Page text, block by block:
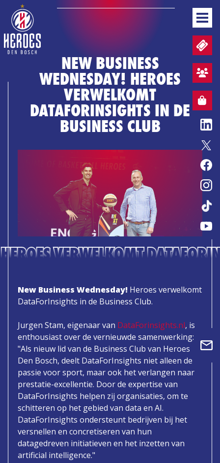
NIEUWS
TEAM
BUSINESS
WEBSHOP
ENTERTAINMENT
AANMELDEN SFEERVAK
WEBSHOP
NEW BUSINESS
WEDNESDAY! HEROES
VERWELKOMT
DATAFORINSIGHTS IN DE
BUSINESS CLUB
VERWELKOMT
New Business Wednesday! Heroes verwelkomt
DataForInsights in de Business Club.
Jurgen Stam, eigenaar van DataForinsights.nl, is
enthousiast over de vernieuwde samenwerking:
"Als nieuw lid van de Business Club van Heroes
Den Bosch, deelt DataForInsights niet alleen de
passie voor sport, maar ook het verlangen naar
prestatie-excellentie. Door de expertise van
DataForInsights helpen zij organisaties, om te
schitteren op het gebied van data en AI.
DataForInsights ondersteunt bedrijven bij het
versnellen en concretiseren van hun
datagedreven initiatieven en het inzetten van
artificial intelligence."